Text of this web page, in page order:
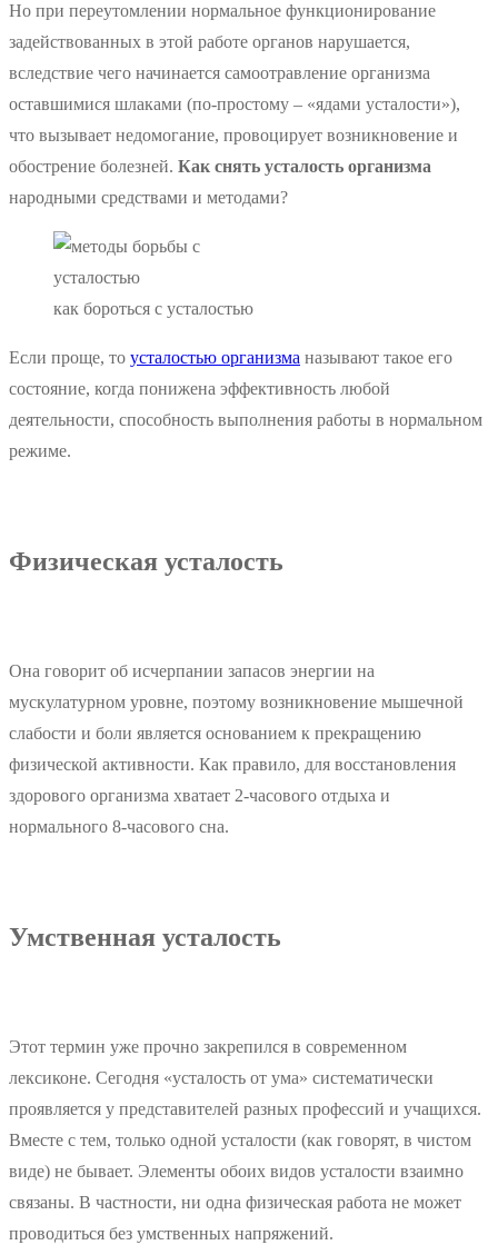
Но при переутомлении нормальное функционирование
задействованных в этой работе органов нарушается,
вследствие чего начинается самоотравление организма
оставшимися шлаками (по-простому – «ядами усталости»),
что вызывает недомогание, провоцирует возникновение и
обострение болезней. Как снять усталость организма
народными средствами и методами?
как бороться с усталостью
Если проще, то усталостью организма называют такое его
состояние, когда понижена эффективность любой
деятельности, способность выполнения работы в нормальном
режиме.
Физическая усталость
Она говорит об исчерпании запасов энергии на
мускулатурном уровне, поэтому возникновение мышечной
слабости и боли является основанием к прекращению
физической активности. Как правило, для восстановления
здорового организма хватает 2-часового отдыха и
нормального 8-часового сна.
Умственная усталость
Этот термин уже прочно закрепился в современном
лексиконе. Сегодня «усталость от ума» систематически
проявляется у представителей разных профессий и учащихся.
Вместе с тем, только одной усталости (как говорят, в чистом
виде) не бывает. Элементы обоих видов усталости взаимно
связаны. В частности, ни одна физическая работа не может
проводиться без умственных напряжений.